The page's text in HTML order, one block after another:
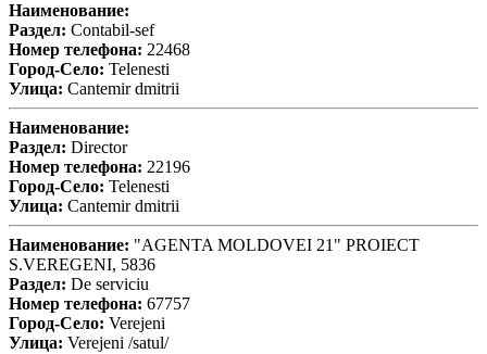
Наименование:
Раздел: Contabil-sef
Номер телефона: 22468
Город-Село: Telenesti
Улица: Cantemir dmitrii
Наименование:
Раздел: Director
Номер телефона: 22196
Город-Село: Telenesti
Улица: Cantemir dmitrii
Наименование: "AGENTA MOLDOVEI 21" PROIECT
S.VEREGENI, 5836
Раздел: De serviciu
Номер телефона: 67757
Город-Село: Verejeni
Улица: Verejeni /satul/